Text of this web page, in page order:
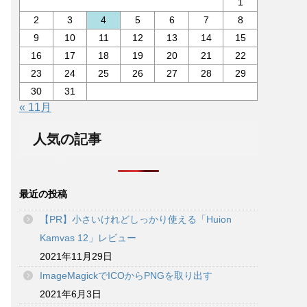
2
3 4 5 6 7
8
9
10 11 12 13 14
15
16
17 18 19 20 21
22
23
24 25 26 27 28
29
30
31
« 11月
人気の記事
最近の投稿
【PR】小さいけれどしっかり使える「Huion
Kamvas 12」レビュー
2021年11月29日
ImageMagickでICOからPNGを取り出す
2021年6月3日